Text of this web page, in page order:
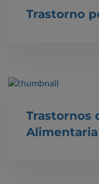
Trastorno
Trastornos
Alimentaria